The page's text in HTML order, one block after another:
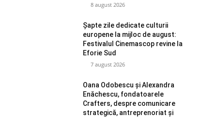
8 august 2026
Șapte zile dedicate culturii
europene la mijloc de august:
Festivalul Cinemascop revine la
Eforie Sud
7 august 2026
Oana Odobescu și Alexandra
Enăchescu, fondatoarele
Crafters, despre comunicare
strategică, antreprenoriat și